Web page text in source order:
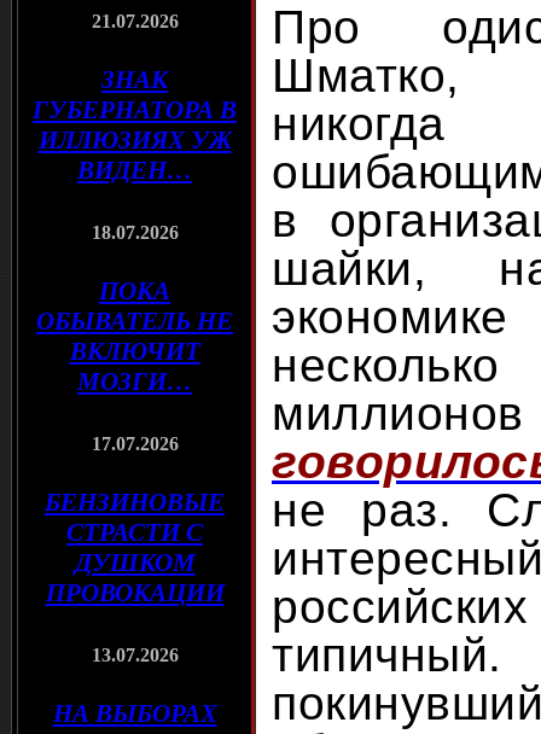
21.07.2026
ЗНАК
ГУБЕРНАТОРА В
ИЛЛЮЗИЯХ УЖ
ВИДЕН…
18.07.2026
ПОКА
ОБЫВАТЕЛЬ НЕ
ВКЛЮЧИТ
МОЗГИ…
17.07.2026
БЕНЗИНОВЫЕ
СТРАСТИ С
ДУШКОМ
ПРОВОКАЦИИ
13.07.2026
НА ВЫБОРАХ
Про
Шматко,
в
шайки,
не раз.